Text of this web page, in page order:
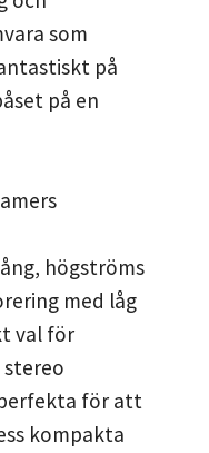
som
på
på en
högströms
med låg
val för
stereo
för att
kompakta